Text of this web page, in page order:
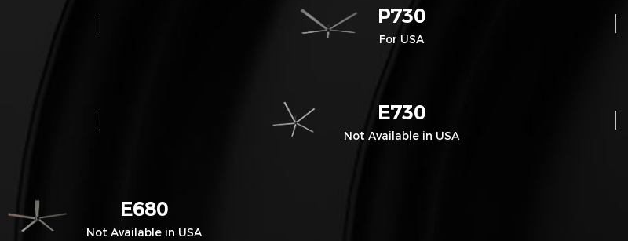
P730
For USA
E730
Not Available in USA
E680
Not Available in USA